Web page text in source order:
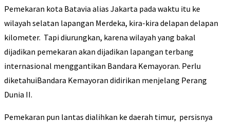
Pemekaran kota Batavia alias Jakarta pada waktu itu ke
wilayah selatan lapangan Merdeka, kira-kira delapan delapan
kilometer. Tapi diurungkan, karena wilayah yang bakal
dijadikan pemekaran akan dijadikan lapangan terbang
internasional menggantikan Bandara Kemayoran. Perlu
diketahuiBandara Kemayoran didirikan menjelang Perang
Dunia II.
Pemekaran pun lantas dialihkan ke daerah timur, persisnya